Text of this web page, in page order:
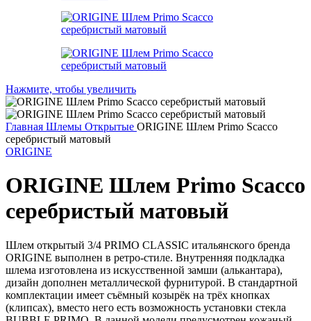
Нажмите, чтобы увеличить
Главная Шлемы Открытые ORIGINE Шлем Primo Scacco
серебристый матовый
ORIGINE
ORIGINE Шлем Primo Scacco
серебристый матовый
Шлем открытый 3/4 PRIMO CLASSIC итальянского бренда
ORIGINE выполнен в ретро-стиле. Внутренняя подкладка
шлема изготовлена из искусственной замши (алькантара),
дизайн дополнен металлической фурнитурой. В стандартной
комплектации имеет съёмный козырёк на трёх кнопках
(клипсах), вместо него есть возможность установки стекла